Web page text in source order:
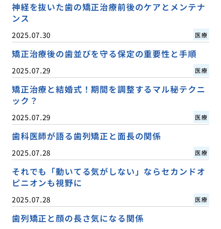
神経を抜いた歯の矯正治療前後のケアとメンテナ
ンス
2025.07.30 医療
矯正治療後の歯並びを守る保定の重要性と手順
2025.07.29 医療
矯正治療と結婚式！期間を調整するマル秘テクニ
ック？
2025.07.29 医療
歯科医師が語る歯列矯正と面長の関係
2025.07.28 医療
それでも「動いてる気がしない」ならセカンドオ
ピニオンも視野に
2025.07.28 医療
歯列矯正と顔の長さ気になる関係